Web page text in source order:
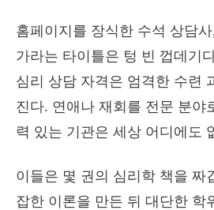
홈페이지를 장식한 수석 상담
가라는 타이틀은 텅 빈 껍데기
심리 상담 자격은 엄격한 수련
진다. 연애나 재회를 전문 분야
력 있는 기관은 세상 어디에도
이들은 몇 권의 심리학 책을 짜
잡한 이론을 만든 뒤 대단한 학